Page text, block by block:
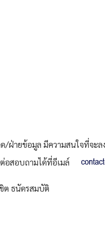
/ฝ่ายข้อมูล มีความสนใจที่จ
อสอบถามได้ที่อีเมล์
ต ธนัดรสมบัติ